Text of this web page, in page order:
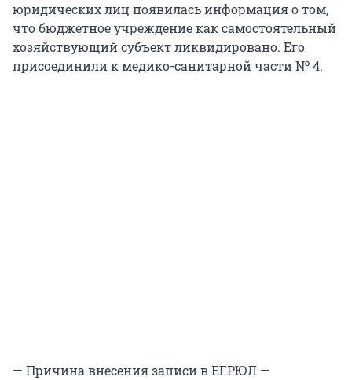
юридических лиц появилась информация о том,
что бюджетное учреждение как самостоятельный
хозяйствующий субъект ликвидировано. Его
присоединили к медико-санитарной части № 4.
— Причина внесения записи в ЕГРЮЛ —